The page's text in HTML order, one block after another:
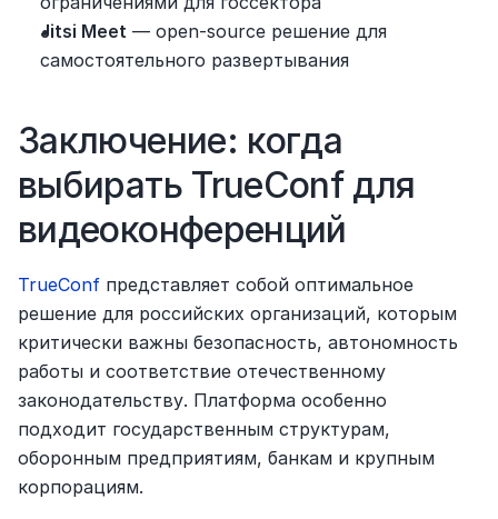
Jitsi Meet — open-source решение для
самостоятельного развертывания
Заключение: когда
выбирать TrueConf для
видеоконференций
TrueConf представляет собой оптимальное
решение для российских организаций, которым
критически важны безопасность, автономность
работы и соответствие отечественному
законодательству. Платформа особенно
подходит государственным структурам,
оборонным предприятиям, банкам и крупным
корпорациям.